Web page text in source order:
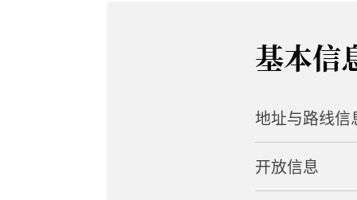
基本信
地址与路线信
地址
开放信息